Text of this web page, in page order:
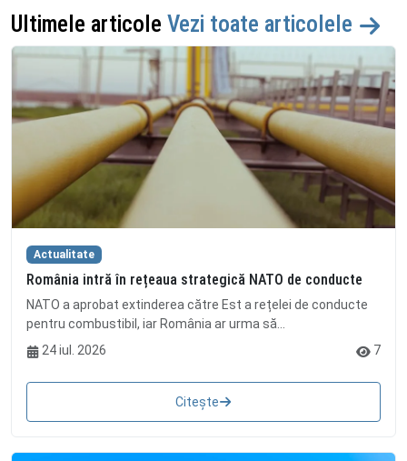
Ultimele articole Vezi toate articolele
Actualitate
România intră în rețeaua strategică NATO de conducte
NATO a aprobat extinderea către Est a rețelei de conducte
pentru combustibil, iar România ar urma să...
24 iul. 2026
7
Citește